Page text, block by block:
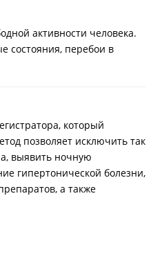
активности человека.
состояния, перебои в
который
позволяет исключить так
выявить ночную
гипертонической болезни,
а также